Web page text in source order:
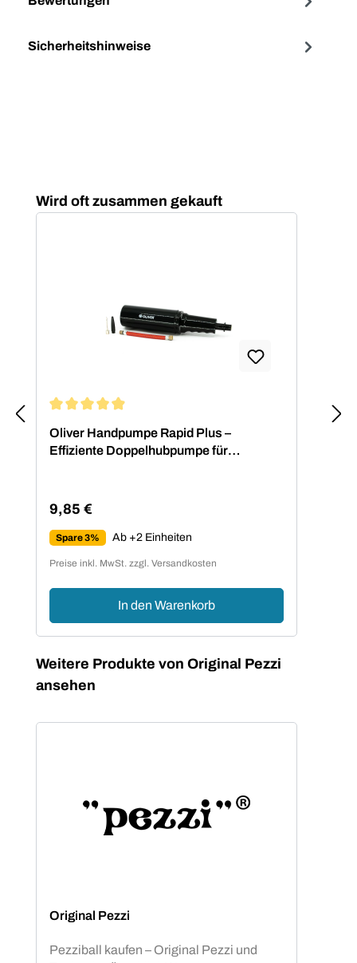
Sicherheitshinweise
Produktgalerie überspringen
Wird oft zusammen gekauft
Durchschnittliche Bewertung von 4.88 von 5 Sternen
Oliver Handpumpe Rapid Plus –
Effiziente Doppelhubpumpe für
Regulärer Preis:
9,85 €
Spare 3% Ab +2 Einheiten
Preise inkl. MwSt. zzgl. Versandkosten
In den Warenkorb
Produktgalerie überspringen
Weitere Produkte von Original Pezzi
ansehen
Original Pezzi
Pezziball kaufen – Original Pezzi und